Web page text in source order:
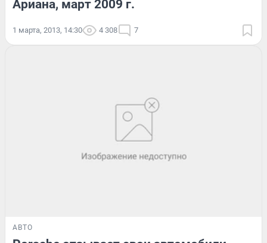
Ариана, март 2009 г.
1 марта, 2013, 14:30 4 308 7
АВТО